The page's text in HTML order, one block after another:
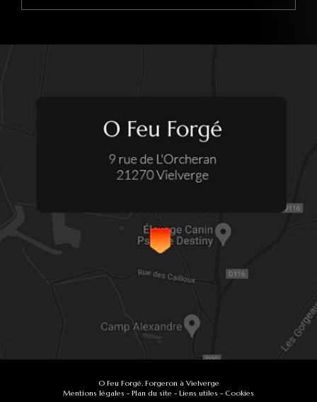
O Feu Forgé, Forgeron à Vielverge
Mentions légales - Plan du site - Liens utiles - Cookies